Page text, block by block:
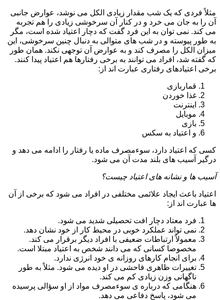
مثلاً فردی که یک شب مقدار زیادی الکل می نوشد، عوارض جانبی
آن را به جان می خرد و در کنار آن سرخوشی زیادی را هم تجربه
می کند. نمی توان به این فرد گفت که دچار اعتیاد شده است، مگر
به طور پیوسته و در شب های متوالی به دنبال چنین سرخوشی، این
میزان الکل را مصرف کند و به عوارض آن توجهی نکند. همان طور
که گفته شد، افراد می توانند به برخی رفتارها هم اعتیاد پیدا کنند.
برخی اعتیادهای رفتاری عبارت اند از:
قماربازی
غذا خوردن
اینترنت
موبایل
بازی
و اعتیاد به سکس
کسی که اعتیاد دارد، سوءمصرف ماده یا رفتار را ادامه می دهد و
درگیر آسیب های بلند مدت آن می شود.
آسیب ها و نشانه های اعتیاد چیست؟
اعتیاد باعث ایجاد علائمی مختلفی در افراد می شود که برخی از آن
ها عبارت اند از:
فرد معتاد دچار افت تحصیلی شدید می شود.
نمی تواند عملکرد خوبی در محیط کار از خود نشان دهد.
معمولاً ارتباطات ضعیفی با افراد دیگر برقرار می کند.
مخصوصا کسانی که می دانند شخص به اعتیاد مبتلا است.
برای انجام کارهای روزانه ی خود انرژی ندارد.
تغییرات ظاهری فاحشی در او دیده می شود. مثلاً به طور
ناگهانی وزن زیادی کم می کند.
هنگامی که درباره ی سوءمصرف مواد از او سؤالی پرسیده
می شود، پاسخ دفاعی می دهد.